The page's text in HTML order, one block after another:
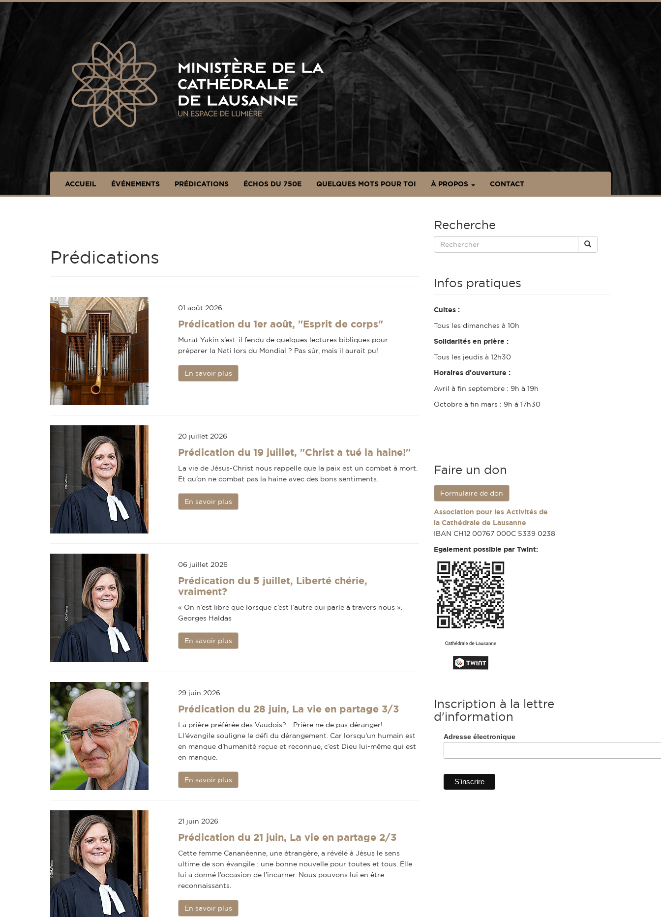
ACCUEIL ÉVÉNEMENTS PRÉDICATIONS ÉCHOS DU 750E QUELQUES MOTS POUR TOI À PROPOS CONTACT
Prédications
01 août 2026
Prédication du 1er août, "Esprit de corps"
Murat Yakin s’est-il fendu de quelques lectures bibliques pour
préparer la Nati lors du Mondial ? Pas sûr, mais il aurait pu!
En savoir plus
20 juillet 2026
Prédication du 19 juillet, "Christ a tué la haine!"
La vie de Jésus-Christ nous rappelle que la paix est un combat à mort.
Et qu’on ne combat pas la haine avec des bons sentiments.
En savoir plus
06 juillet 2026
Prédication du 5 juillet, Liberté chérie,
vraiment?
« On n’est libre que lorsque c’est l’autre qui parle à travers nous ».
Georges Haldas
En savoir plus
29 juin 2026
Prédication du 28 juin, La vie en partage 3/3
La prière préférée des Vaudois? - Prière ne de pas déranger!
Ll'évangile souligne le défi du dérangement. Car lorsqu'un humain est
en manque d’humanité reçue et reconnue, c’est Dieu lui-même qui est
en manque.
En savoir plus
21 juin 2026
Prédication du 21 juin, La vie en partage 2/3
Cette femme Cananéenne, une étrangère, a révélé à Jésus le sens
ultime de son évangile : une bonne nouvelle pour toutes et tous. Elle
lui a donné l’occasion de l’incarner. Nous pouvons lui en être
reconnaissants.
En savoir plus
Recherche
Infos pratiques
Cultes :
Tous les dimanches à 10h
Solidarités en prière :
Tous les jeudis à 12h30
Horaires d'ouverture :
Avril à fin septembre : 9h à 19h
Octobre à fin mars : 9h à 17h30
Faire un don
Formulaire de don
Association pour les Activités de
la Cathédrale de Lausanne
IBAN CH12 00767 000C 5339 0238
Egalement possible par Twint:
Inscription à la lettre
d'information
Adresse électronique
Panneau de gestion des cookies